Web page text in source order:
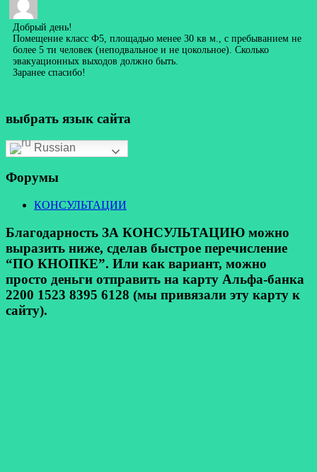
Добрый день!
Помещение класс Ф5, площадью менее 30 кв м., с пребыванием не
более 5 ти человек (неподвальное и не цокольное). Сколько
эвакуационных выходов должно быть.
Заранее спасибо!
выбрать язык сайта
Russian
Форумы
КОНСУЛЬТАЦИИ
Благодарность ЗА КОНСУЛЬТАЦИЮ можно
выразить ниже, сделав быстрое перечисление
“ПО КНОПКЕ”. Или как вариант, можно
просто деньги отправить на карту Альфа-банка
2200 1523 8395 6128 (мы привязали эту карту к
сайту).